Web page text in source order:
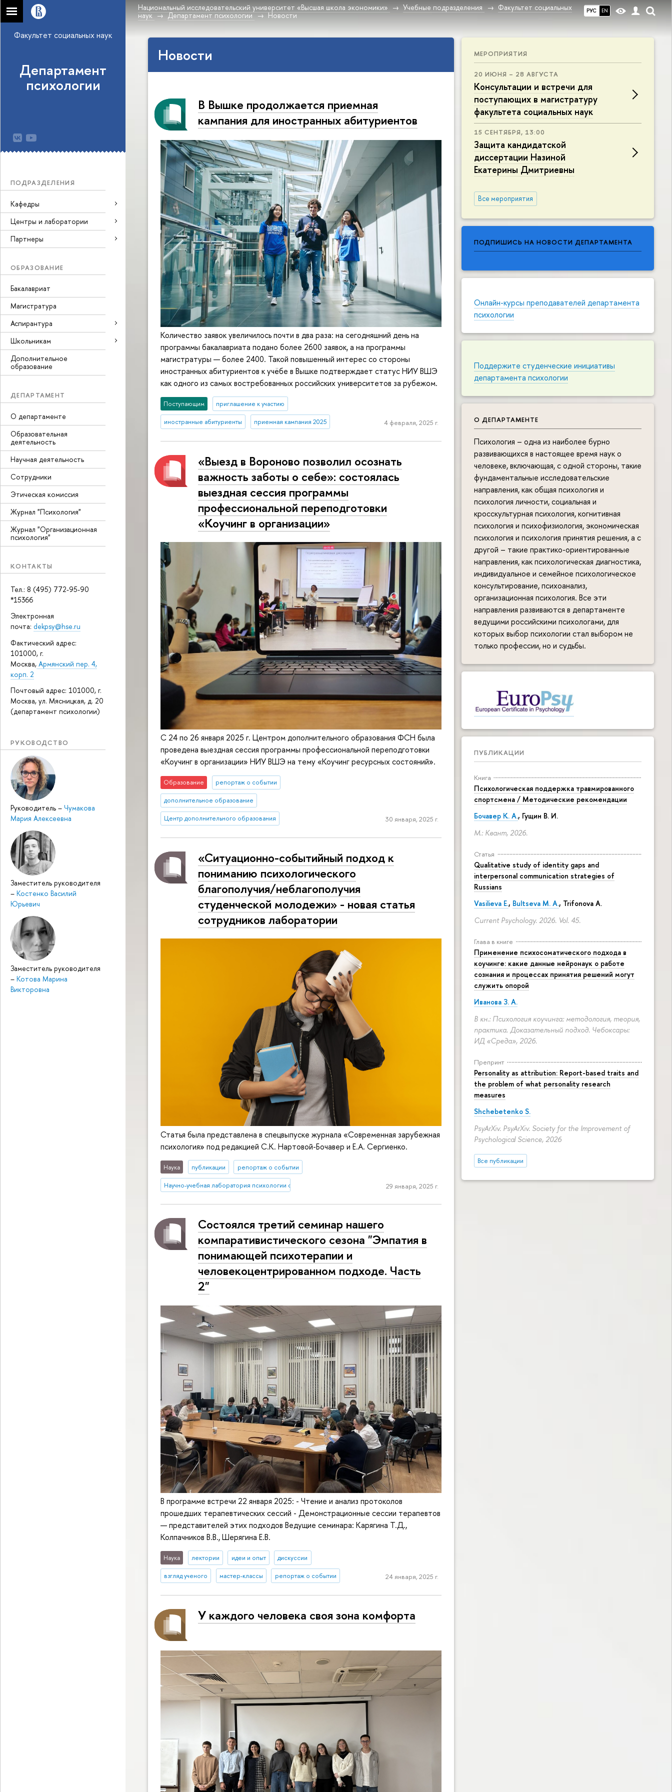
РУС EN
Национальный исследовательский университет «Высшая школа экономики» Учебные подразделения
Факультет социальных
наук
Департамент психологии Новости
Факультет социальных наук
Департамент
психологии
ПОДРАЗДЕЛЕНИЯ
Кафедры
Центры и лаборатории
Партнеры
ОБРАЗОВАНИЕ
Бакалавриат
Магистратура
Аспирантура
Школьникам
Дополнительное
образование
ДЕПАРТАМЕНТ
О департаменте
Образовательная
деятельность
Научная деятельность
Сотрудники
Этическая комиссия
Журнал "Психология"
Журнал "Организационная
психология"
КОНТАКТЫ
Тел.: 8 (495) 772-95-90
*15366
Электронная
почта: dekpsy@hse.ru
Фактический адрес:
101000, г.
Москва, Армянский пер. 4,
корп. 2
Почтовый адрес: 101000, г.
Москва, ул. Мясницкая, д. 20
(департамент психологии)
РУКОВОДСТВО
Руководитель – Чумакова
Мария Алексеевна
Заместитель руководителя
– Костенко Василий
Юрьевич
Заместитель руководителя
– Котова Марина
Викторовна
МЕРОПРИЯТИЯ
20 ИЮНЯ – 28 АВГУСТА
Консультации и встречи для
поступающих в магистратуру
факультета социальных наук
15 СЕНТЯБРЯ, 13:00
Защита кандидатской
диссертации Назиной
Екатерины Дмитриевны
Все мероприятия
ПОДПИШИСЬ НА НОВОСТИ ДЕПАРТАМЕНТА
Онлайн-курсы преподавателей департамента
психологии
Поддержите студенческие инициативы
департамента психологии
О ДЕПАРТАМЕНТЕ
Психология – одна из наиболее бурно
развивающихся в настоящее время наук о
человеке, включающая, с одной стороны, такие
фундаментальные исследовательские
направления, как общая психология и
психология личности, социальная и
кросскультурная психология, когнитивная
психология и психофизиология, экономическая
психология и психология принятия решения, а с
другой – такие практико-ориентированные
направления, как психологическая диагностика,
индивидуальное и семейное психологическое
консультирование, психоанализ,
организационная психология. Все эти
направления развиваются в департаменте
ведущими российскими психологами, для
которых выбор психологии стал выбором не
только профессии, но и судьбы.
ПУБЛИКАЦИИ
Книга
Психологическая поддержка травмированного
спортсмена / Методические рекомендации
Бочавер К. А., Гущин В. И.
М.: Квант, 2026.
Статья
Qualitative study of identity gaps and
interpersonal communication strategies of
Russians
Vasilieva E., Bultseva M. A., Trifonova A.
Current Psychology. 2026. Vol. 45.
Глава в книге
Применение психосоматического подхода в
коучинге: какие данные нейронаук о работе
сознания и процессах принятия решений могут
служить опорой
Иванова З. А.
В кн.: Психология коучинга: методология, теория,
практика. Доказательный подход. Чебоксары:
ИД «Среда», 2026.
Препринт
Personality as attribution: Report-based traits and
the problem of what personality research
measures
Shchebetenko S.
PsyArXiv. PsyArXiv. Society for the Improvement of
Psychological Science, 2026
Все публикации
Новости
В Вышке продолжается приемная
кампания для иностранных абитуриентов
Количество заявок увеличилось почти в два раза: на сегодняшний день на
программы бакалавриата подано более 2600 заявок, а на программы
магистратуры — более 2400. Такой повышенный интерес со стороны
иностранных абитуриентов к учёбе в Вышке подтверждает статус НИУ ВШЭ
как одного из самых востребованных российских университетов за рубежом.
Поступающим приглашение к участию
иностранные абитуриенты приемная кампания 2025 4 февраля, 2025 г.
«Выезд в Вороново позволил осознать
важность заботы о себе»: состоялась
выездная сессия программы
профессиональной переподготовки
«Коучинг в организации»
С 24 по 26 января 2025 г. Центром дополнительного образования ФСН была
проведена выездная сессия программы профессиональной переподготовки
«Коучинг в организации» НИУ ВШЭ на тему «Коучинг ресурсных состояний».
Образование репортаж о событии
дополнительное образование
Центр дополнительного образования 30 января, 2025 г.
«Ситуационно-событийный подход к
пониманию психологического
благополучия/неблагополучия
студенческой молодежи» - новая статья
сотрудников лаборатории
Статья была представлена в спецвыпуске журнала «Современная зарубежная
психология» под редакцией С.К. Нартовой-Бочавер и Е.А. Сергиенко.
Наука публикации репортаж о событии
Научно-учебная лаборатория психологии салютогенной среды 29 января, 2025 г.
Состоялся третий семинар нашего
компаративистического сезона "Эмпатия в
понимающей психотерапии и
человекоцентрированном подходе. Часть
2"
В программе встречи 22 января 2025: - Чтение и анализ протоколов
прошедших терапевтических сессий - Демонстрационные сессии терапевтов
— представителей этих подходов Ведущие семинара: Карягина Т.Д.,
Колпачников В.В., Шерягина Е.В.
Наука лектории идеи и опыт дискуссии
взгляд ученого мастер-классы репортаж о событии 24 января, 2025 г.
У каждого человека своя зона комфорта